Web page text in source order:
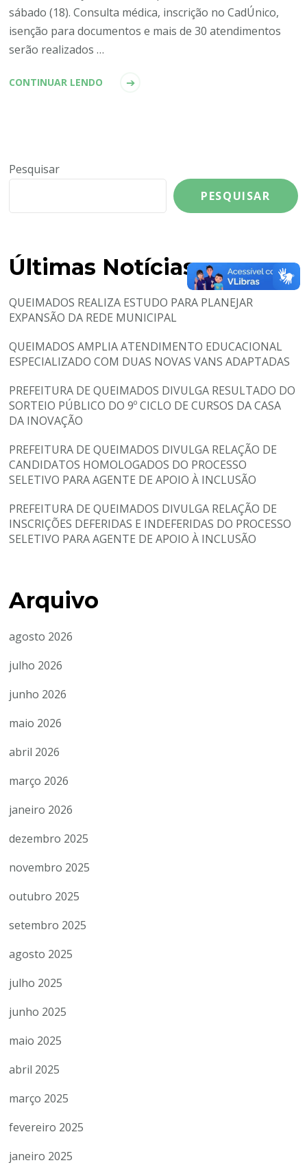
sábado (18). Consulta médica, inscrição no CadÚnico,
isenção para documentos e mais de 30 atendimentos
serão realizados …
CONTINUAR LENDO
Pesquisar
PESQUISAR
Últimas Notícias
QUEIMADOS REALIZA ESTUDO PARA PLANEJAR
EXPANSÃO DA REDE MUNICIPAL
QUEIMADOS AMPLIA ATENDIMENTO EDUCACIONAL
ESPECIALIZADO COM DUAS NOVAS VANS ADAPTADAS
PREFEITURA DE QUEIMADOS DIVULGA RESULTADO DO
SORTEIO PÚBLICO DO 9º CICLO DE CURSOS DA CASA
DA INOVAÇÃO
PREFEITURA DE QUEIMADOS DIVULGA RELAÇÃO DE
CANDIDATOS HOMOLOGADOS DO PROCESSO
SELETIVO PARA AGENTE DE APOIO À INCLUSÃO
PREFEITURA DE QUEIMADOS DIVULGA RELAÇÃO DE
INSCRIÇÕES DEFERIDAS E INDEFERIDAS DO PROCESSO
SELETIVO PARA AGENTE DE APOIO À INCLUSÃO
Arquivo
agosto 2026
julho 2026
junho 2026
maio 2026
abril 2026
março 2026
janeiro 2026
dezembro 2025
novembro 2025
outubro 2025
setembro 2025
agosto 2025
julho 2025
junho 2025
maio 2025
abril 2025
março 2025
fevereiro 2025
janeiro 2025